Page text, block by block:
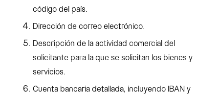
código del país.
Dirección de correo electrónico.
Descripción de la actividad comercial del
solicitante para la que se solicitan los bienes y
servicios.
Cuenta bancaria detallada, incluyendo IBAN y